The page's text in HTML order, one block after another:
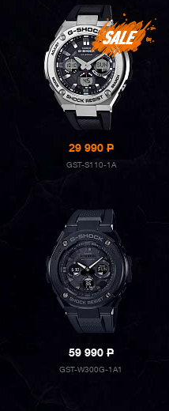
29 990P
GST-S110-1A
59 990P
GST-W300G-1A1